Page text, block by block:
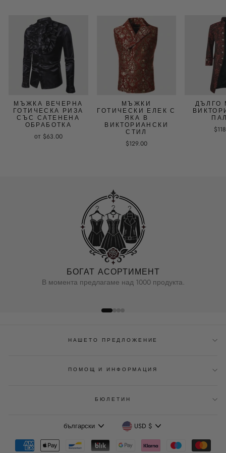
МЪЖКА ВЕЧЕРНА
ГОТИЧЕСКА РИЗА
СЪС САТЕНЕНА
ОБРАБОТКА
от $63.00
МЪЖКИ
ГОТИЧЕСКИ ЕЛЕК С
ЯКА В
ВИКТОРИАНСКИ
СТИЛ
$129.00
ДЪЛГО
БОГАТ АСОРТИМЕНТ
В момента предлагаме над 1000 продукта.
НАШЕТО ПРЕДЛОЖЕНИЕ
ПОМОЩ И ИНФОРМАЦИЯ
БЮЛЕТИН
Език
български Валута
USD $